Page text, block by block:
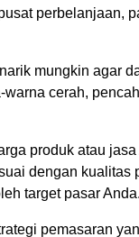
perbelanjaan,
mungkin agar
cerah,
produk atau
dengan kualitas
target pasar Anda.
pemasaran